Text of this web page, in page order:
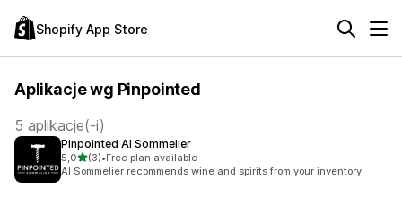
Shopify App Store
Aplikacje wg Pinpointed
5 aplikacje(-i)
Pinpointed AI Sommelier
5,0na 5 gwiazdek
(3)
Łączna liczba recenzji: 3
•Free plan available
AI Sommelier recommends wine and spirits from your inventory